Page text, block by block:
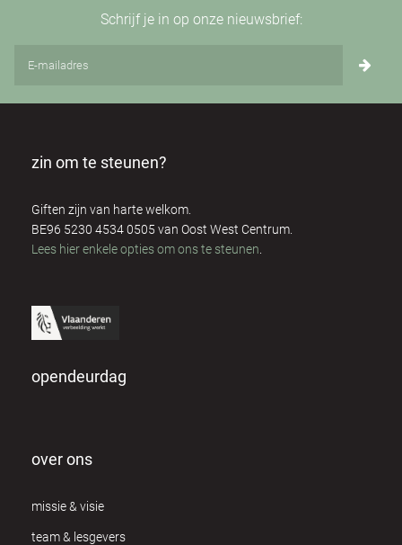
Claire Elouard
Dominique Respens
Dora Olah
Ellen Saen
Els Mertens
Els Van Ginneken
Fanny Heuten
Schrijf je in op onze nieuwsbrief:
zin om te steunen?
Giften zijn van harte welkom.
BE96 5230 4534 0505 van Oost West Centrum.
Lees hier enkele opties om ons te steunen
opendeurdag
over ons
missie & visie
team & lesgevers